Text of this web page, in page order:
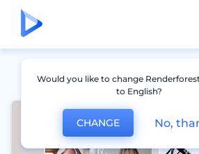
Would you like to change
to English?
CHANGE No,